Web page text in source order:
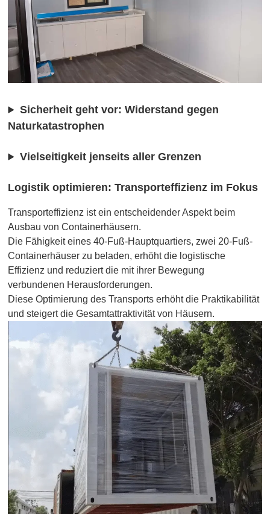
Sicherheit geht vor: Widerstand gegen
Naturkatastrophen
Vielseitigkeit jenseits aller Grenzen
Logistik optimieren: Transporteffizienz im Fokus
Transporteffizienz ist ein entscheidender Aspekt beim
Ausbau von Containerhäusern.
Die Fähigkeit eines 40-Fuß-Hauptquartiers, zwei 20-Fuß-
Containerhäuser zu beladen, erhöht die logistische
Effizienz und reduziert die mit ihrer Bewegung
verbundenen Herausforderungen.
Diese Optimierung des Transports erhöht die Praktikabilität
und steigert die Gesamtattraktivität von Häusern.